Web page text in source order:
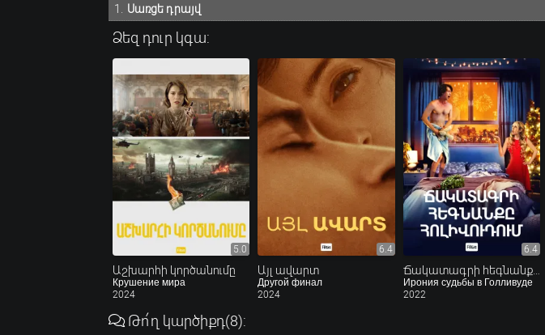
Սառցե դրայվ
Ձեզ դուր կգա:
5.0
Աշխարհի կործանումը
Крушение мира
2024
6.4
Այլ ավարտ
Другой финал
2024
6.4
Ճակատագրի հեգնանքը Հոլիվուդում
Ирония судьбы в Голливуде
2022
Թո՛ղ կարծիքդ(8):